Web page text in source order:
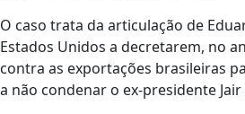
O caso trata da articulação de
Estados Unidos a decretarem, no
contra as exportações brasileiras
a não condenar o ex-presidente